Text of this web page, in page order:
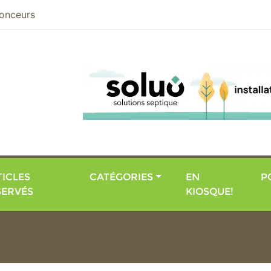
CATÉGORIES
EN
KIOSQUE!